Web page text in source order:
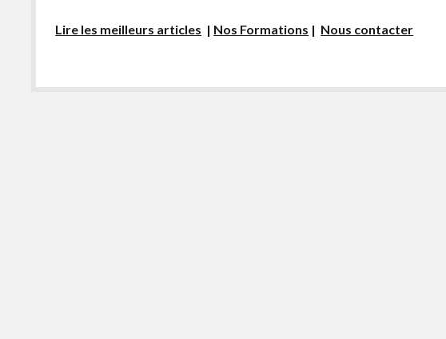
Lire les meilleurs articles | Nos Formations | Nous contacter